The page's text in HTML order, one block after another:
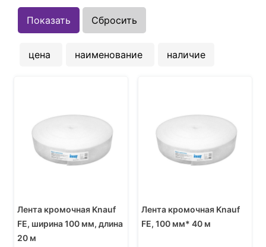
цена наименование наличие
Лента кромочная Knauf
FE, ширина 100 мм, длина
20 м
Лента кромочная Knauf
FE, 100 мм* 40 м